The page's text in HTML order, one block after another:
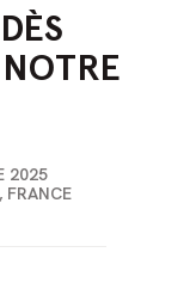
DÈS
NOTRE
2025
FRANCE